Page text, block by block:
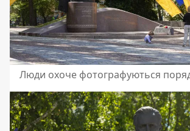
Люди охоче фотографуються